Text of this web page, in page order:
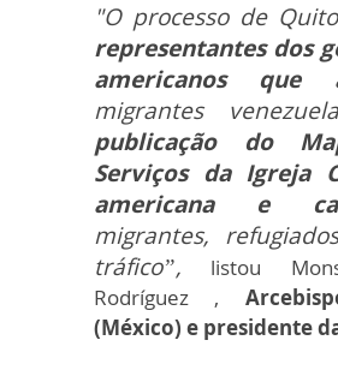
"O processo de Quito
representantes dos
americanos que
migrantes
publicação do
Serviços da Igreja
americana e
migrantes,
tráfico”, listou
Rodríguez ,
(México) e presidente